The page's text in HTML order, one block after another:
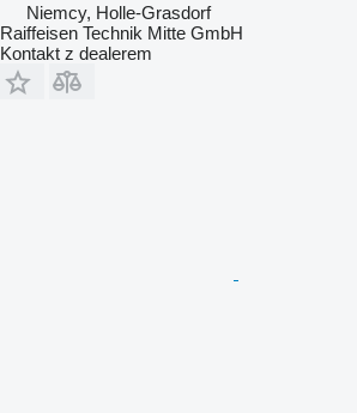
Niemcy, Holle-Grasdorf
Raiffeisen Technik Mitte GmbH
Kontakt z dealerem